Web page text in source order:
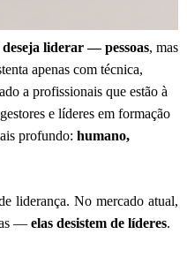
liderar — pessoas, mas
apenas com técnica,
a profissionais que estão à
e líderes em formação
profundo: humano,
liderança. No mercado atual,
— elas desistem de líderes.